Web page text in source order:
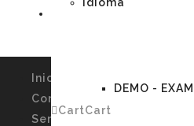
DEMO -
CartCart
Inicio
Conócenos
Servicios